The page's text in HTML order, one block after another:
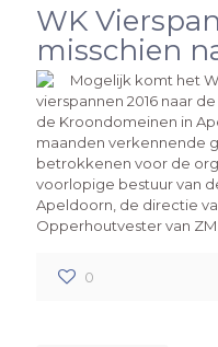
WK
misschien
Mogelijk komt het
vierspannen 2016 naar
de Kroondomeinen in
maanden verkennende
betrokkenen voor de
voorlopige bestuur van
Apeldoorn, de directie
Opperhoutvester van
0